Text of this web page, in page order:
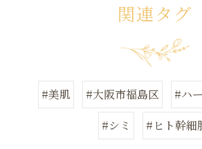
関連タグ
#美肌 #大阪市福島区
#ハ
#シミ
#ヒト幹細